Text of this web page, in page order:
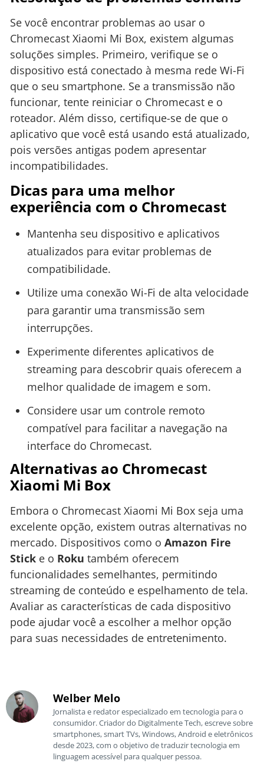
Se você encontrar problemas ao usar o
Chromecast Xiaomi Mi Box, existem algumas
soluções simples. Primeiro, verifique se o
dispositivo está conectado à mesma rede Wi-Fi
que o seu smartphone. Se a transmissão não
funcionar, tente reiniciar o Chromecast e o
roteador. Além disso, certifique-se de que o
aplicativo que você está usando está atualizado,
pois versões antigas podem apresentar
incompatibilidades.
Dicas para uma melhor
experiência com o Chromecast
Mantenha seu dispositivo e aplicativos
atualizados para evitar problemas de
compatibilidade.
Utilize uma conexão Wi-Fi de alta velocidade
para garantir uma transmissão sem
interrupções.
Experimente diferentes aplicativos de
streaming para descobrir quais oferecem a
melhor qualidade de imagem e som.
Considere usar um controle remoto
compatível para facilitar a navegação na
interface do Chromecast.
Alternativas ao Chromecast
Xiaomi Mi Box
Embora o Chromecast Xiaomi Mi Box seja uma
excelente opção, existem outras alternativas no
mercado. Dispositivos como o Amazon Fire
Stick e o Roku também oferecem
funcionalidades semelhantes, permitindo
streaming de conteúdo e espelhamento de tela.
Avaliar as características de cada dispositivo
pode ajudar você a escolher a melhor opção
para suas necessidades de entretenimento.
Welber Melo
Jornalista e redator especializado em tecnologia para o
consumidor. Criador do Digitalmente Tech, escreve sobre
smartphones, smart TVs, Windows, Android e eletrônicos
desde 2023, com o objetivo de traduzir tecnologia em
linguagem acessível para qualquer pessoa.